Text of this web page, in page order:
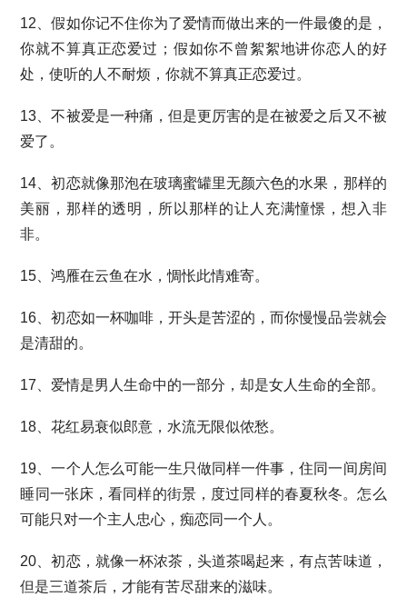
12、假如你记不住你为了爱情而做出来的一件最傻的是，
你就不算真正恋爱过；假如你不曾絮絮地讲你恋人的好
处，使听的人不耐烦，你就不算真正恋爱过。
13、不被爱是一种痛，但是更厉害的是在被爱之后又不被
爱了。
14、初恋就像那泡在玻璃蜜罐里无颜六色的水果，那样的
美丽，那样的透明，所以那样的让人充满憧憬，想入非
非。
15、鸿雁在云鱼在水，惆怅此情难寄。
16、初恋如一杯咖啡，开头是苦涩的，而你慢慢品尝就会
是清甜的。
17、爱情是男人生命中的一部分，却是女人生命的全部。
18、花红易衰似郎意，水流无限似侬愁。
19、一个人怎么可能一生只做同样一件事，住同一间房间
睡同一张床，看同样的街景，度过同样的春夏秋冬。怎么
可能只对一个主人忠心，痴恋同一个人。
20、初恋，就像一杯浓茶，头道茶喝起来，有点苦味道，
但是三道茶后，才能有苦尽甜来的滋味。